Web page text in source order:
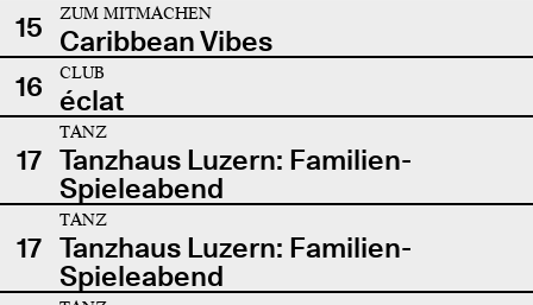
15
ZUM MITMACHEN
Caribbean Vibes
16
CLUB
éclat
17
TANZ
Tanzhaus Luzern: Familien-
Spieleabend
17
TANZ
Tanzhaus Luzern: Familien-
Spieleabend